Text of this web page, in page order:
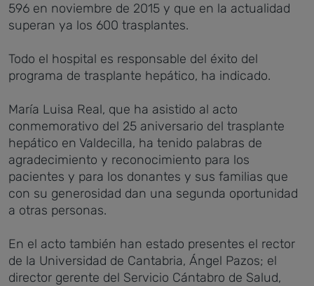
596 en noviembre de 2015 y que en la actualidad
superan ya los 600 trasplantes.
Todo el hospital es responsable del éxito del
programa de trasplante hepático, ha indicado.
María Luisa Real, que ha asistido al acto
conmemorativo del 25 aniversario del trasplante
hepático en Valdecilla, ha tenido palabras de
agradecimiento y reconocimiento para los
pacientes y para los donantes y sus familias que
con su generosidad dan una segunda oportunidad
a otras personas.
En el acto también han estado presentes el rector
de la Universidad de Cantabria, Ángel Pazos; el
director gerente del Servicio Cántabro de Salud,